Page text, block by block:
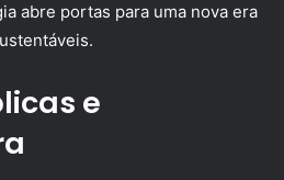
abre portas para uma nova era
e